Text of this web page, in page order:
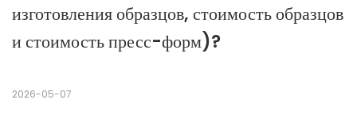
изготовления образцов, стоимость образцов
и стоимость пресс-форм)?
2026-05-07